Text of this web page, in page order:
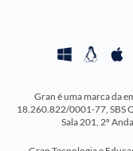
Concursos Militares
Concursos Saúde
Concursos Tribunais
Residência
Gran é uma marca da
18.260.822/0001-77, SBS
Sala 201, 2º